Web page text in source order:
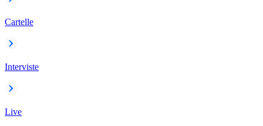
Cartelle
Interviste
Live